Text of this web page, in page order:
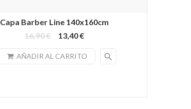
Capa Barber Line 140x160cm
16,90 €
13,40 €
AÑADIR AL CARRITO search